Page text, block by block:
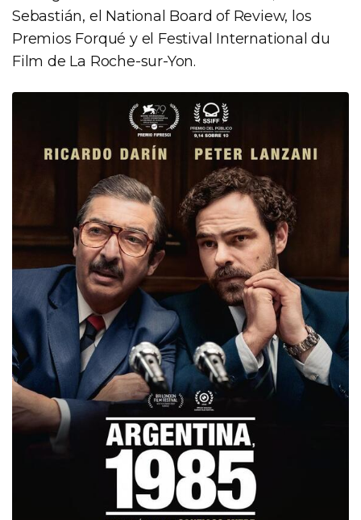
Sebastián, el National Board of Review, los
Premios Forqué y el Festival International du
Film de La Roche-sur-Yon.